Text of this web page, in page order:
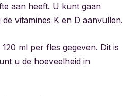
aan heeft. U kunt gaan
vitamines K en D aanvullen.
ml per fles gegeven. Dit is
u de hoeveelheid in